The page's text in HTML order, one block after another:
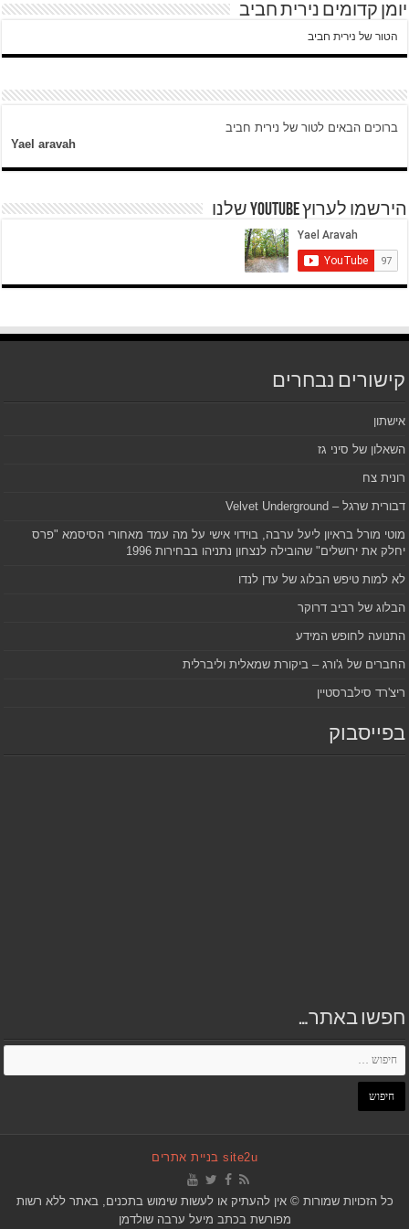
יומן קדומים נירית חביב
הטור של נירית חביב
ברוכים הבאים לטור של נירית חביב
Yael aravah
הירשמו לערוץ YOUTUBE שלנו
קישורים נבחרים
אישתון
השאלון של סיני גז
רונית צח
דבורית שרגל – Velvet Underground
מוטי מורל בראיון ליעל ערבה, בוידוי אישי על מה עמד מאחורי הסיסמא "פרס
יחלק את ירושלים" שהובילה לנצחון נתניהו בבחירות 1996
לא למות טיפש הבלוג של עדן לנדו
הבלוג של רביב דרוקר
התנועה לחופש המידע
החברים של ג'ורג – ביקורת שמאלית וליברלית
ריצ'רד סילברסטיין
בפייסבוק
חפשו באתר…
site2u בניית אתרים
כל הזכויות שמורות © אין להעתיק או לעשות שימוש בתכנים, באתר ללא רשות
מפורשת בכתב מיעל ערבה שולדמן